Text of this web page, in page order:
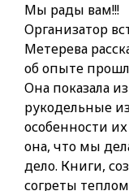
Мы рады вам!!!
Организатор
Метерева
об опыте
Она показала
рукодельные
особенности их
она, что мы
дело. Книги,
согреты